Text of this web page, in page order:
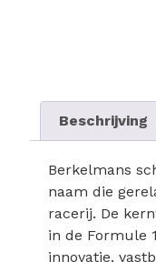
Beschrijving
Berkelmans
naam die
racerij. De
in de Formule
innovatie,